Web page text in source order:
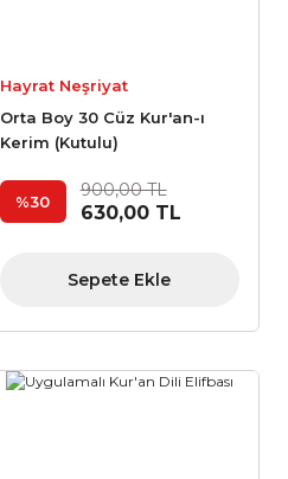
Hayrat Neşriyat
Orta Boy 30 Cüz Kur'an-ı
Kerim (Kutulu)
%30
900,00 TL
630,00 TL
Sepete Ekle